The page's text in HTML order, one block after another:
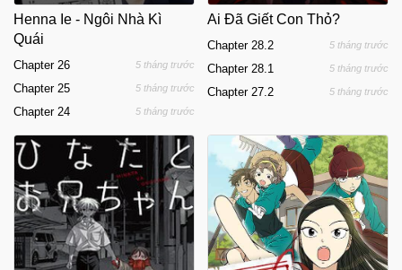
Henna Ie - Ngôi Nhà Kì
Quái
Chapter 26 5 tháng trước
Chapter 25 5 tháng trước
Chapter 24 5 tháng trước
Ai Đã Giết Con Thỏ?
Chapter 28.2 5 tháng trước
Chapter 28.1 5 tháng trước
Chapter 27.2 5 tháng trước